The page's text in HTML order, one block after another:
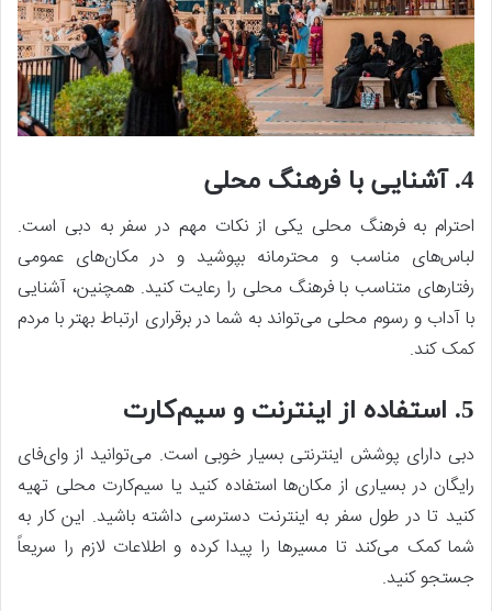
4. آشنایی با فرهنگ محلی
احترام به فرهنگ محلی یکی از نکات مهم در سفر به دبی است.
لباس‌های مناسب و محترمانه بپوشید و در مکان‌های عمومی
رفتارهای متناسب با فرهنگ محلی را رعایت کنید. همچنین، آشنایی
با آداب و رسوم محلی می‌تواند به شما در برقراری ارتباط بهتر با مردم
کمک کند.
5. استفاده از اینترنت و سیم‌کارت
دبی دارای پوشش اینترنتی بسیار خوبی است. می‌توانید از وای‌فای
رایگان در بسیاری از مکان‌ها استفاده کنید یا سیم‌کارت محلی تهیه
کنید تا در طول سفر به اینترنت دسترسی داشته باشید. این کار به
شما کمک می‌کند تا مسیرها را پیدا کرده و اطلاعات لازم را سریعاً
جستجو کنید.